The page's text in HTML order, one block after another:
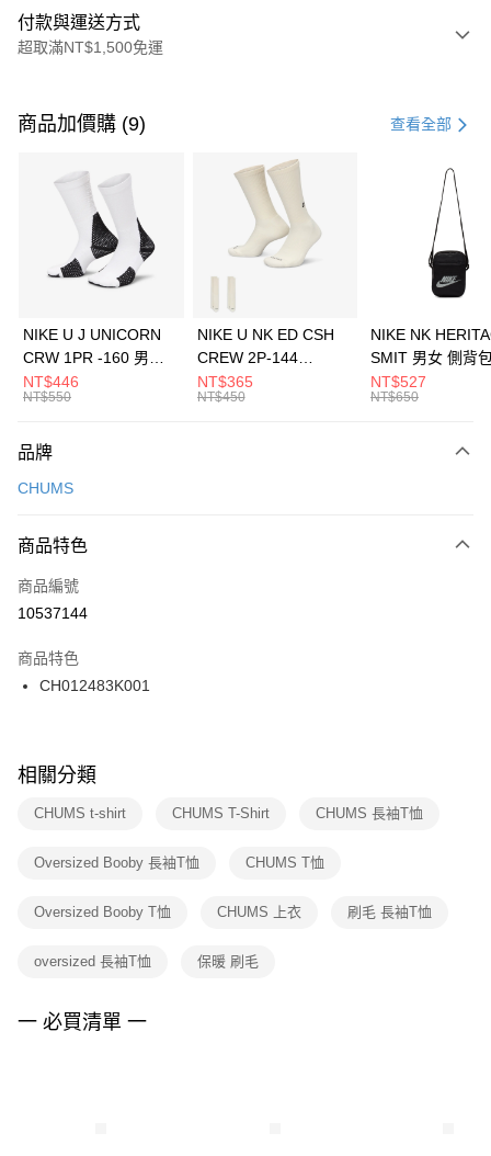
付款與運送方式
超取滿NT$1,500免運
信用卡一次付款
3 期 0 利率 每期 21家銀行
合作金庫商業銀行
第一商業銀行
華南商業銀行
彰化商業銀行
上海商業儲蓄銀行
元大商業銀行
台灣樂天信用卡公司
Apple Pay
全盈+PAY
AFTEE先享後付
【關於「AFTEE先享後付」】
便利好安心！
３．安心：先確認商品／服務後，再付款。
【「AFTEE先享後付」結帳流程】
１．於結帳方式選擇「AFTEE先享後付」後，將跳轉至「AFTEE先享後付」
２．訂單成立數日內，您將收到繳費通知簡訊。
３．收到繳費通知簡訊後14天內，點擊此簡訊中的連結，可透過四大超商／
ATM／網路銀行／等多元方式進行付款，方視為交易完成。
※ 交易是否成功請以「AFTEE先享後付 」之結帳頁面顯示為準，若有關於
是否繳費成功／繳費後需取消欲退款等相關疑問，請聯繫「AFTEE先享後付
客戶支援中心」https://netprotections.freshdesk.com/support/home
１．透過由恩沛科技股份有限公司提供之「AFTEE先享後付」服務完成之交
權轉讓予恩沛科技股份有限公司。
３．未成年的使用者請事先徵得法定代理人或監護人之同意方可使用
４．使用「AFTEE先享後付」時，將依據個別帳號之用戶狀況，依本公司即
運送方式
每筆NT$100，滿NT$1,500(含以上)免運費
宅配
每筆NT$100，滿NT$1,500(含以上)免運費
付款後門市自取
每筆NT$100，滿NT$1,500(含以上)免運費
商品加價購 (9) 查看全部
NIKE U J UNICORN
CRW 1PR -160 男女
中統襪 FZ3393100
NT$446
NT$550
NIKE U NK ED CSH
CREW 2P-144
EMBRDY 男女 短統襪
FZ3073133
NT$365
NT$450
NIKE NK
SMIT 男女 側背
BA5871010
NT$527
NT$650
品牌
CHUMS
商品特色
商品編號
10537144
商品特色
CH012483K001
相關分類
CHUMS t-shirt CHUMS T-Shirt CHUMS 長袖T恤
Oversized Booby 長袖T恤 CHUMS T恤
Oversized Booby T恤 CHUMS 上衣 刷毛 長袖T恤
oversized 長袖T恤 保暖 刷毛
一 必買清單 一